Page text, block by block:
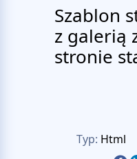
Szablon
z galerią
stronie
Typ: Html